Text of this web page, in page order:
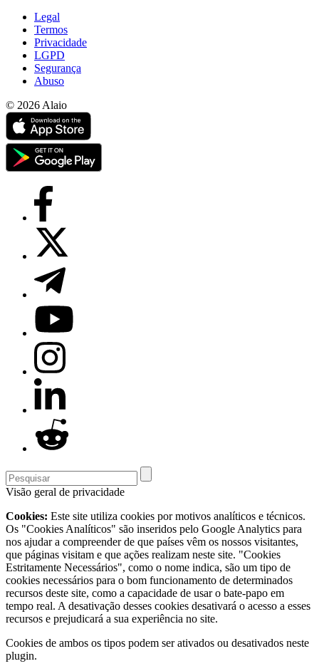
Legal
Termos
Privacidade
LGPD
Segurança
Abuso
© 2026 Alaio
Visão geral de privacidade
Cookies: Este site utiliza cookies por motivos analíticos e técnicos.
Os "Cookies Analíticos" são inseridos pelo Google Analytics para
nos ajudar a compreender de que países vêm os nossos visitantes,
que páginas visitam e que ações realizam neste site. "Cookies
Estritamente Necessários", como o nome indica, são um tipo de
cookies necessários para o bom funcionamento de determinados
recursos deste site, como a capacidade de usar o bate-papo em
tempo real. A desativação desses cookies desativará o acesso a esses
recursos e prejudicará a sua experiência no site.
Cookies de ambos os tipos podem ser ativados ou desativados neste
plugin.